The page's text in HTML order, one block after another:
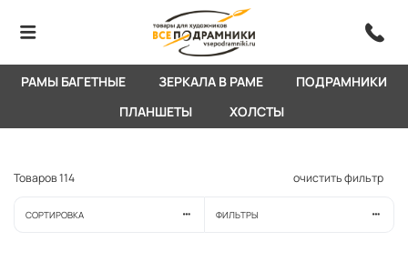
РАМЫ БАГЕТНЫЕ ЗЕРКАЛА В РАМЕ
ПОДРАМНИКИ
ПЛАНШЕТЫ
ХОЛСТЫ
Товаров114 очистить фильтр
СОРТИРОВКА ФИЛЬТРЫ